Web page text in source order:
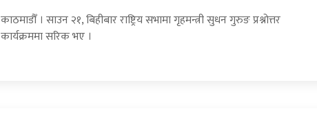
काठमाडौँ । साउन २१, बिहीबार राष्ट्रिय सभामा गृहमन्त्री सुधन गुरुङ प्रश्नोत्तर
कार्यक्रममा सरिक भए ।